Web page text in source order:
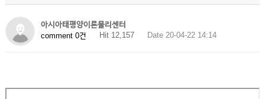
아시아태평양이론물리센터
comment 0건
Hit 12,157 Date 20-04-22 14:14